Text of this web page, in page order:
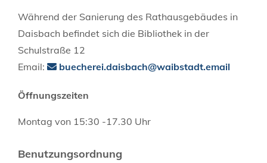
Während der Sanierung des Rathausgebäudes in
Daisbach befindet sich die Bibliothek in der
Schulstraße 12
Email:
buecherei.daisbach@waibstadt.email
Öffnungszeiten
Montag von 15:30 -17.30 Uhr
Benutzungsordnung